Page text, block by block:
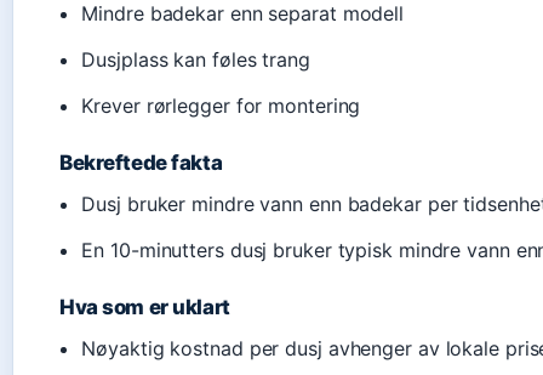
Mindre badekar enn separat modell
Dusjplass kan føles trang
Krever rørlegger for montering
Bekreftede fakta
Dusj bruker mindre vann enn badekar per
En 10-minutters dusj bruker typisk mindre vann
Hva som er uklart
Nøyaktig kostnad per dusj avhenger av lokale